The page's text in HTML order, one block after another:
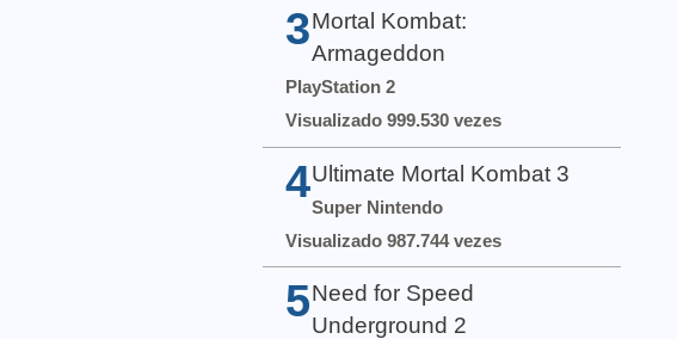
3 Mortal Kombat:
Armageddon
PlayStation 2
Visualizado 999.530 vezes
4 Ultimate Mortal Kombat 3
Super Nintendo
Visualizado 987.744 vezes
5 Need for Speed
Underground 2